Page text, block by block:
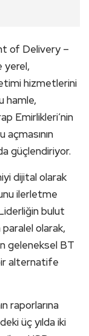
of Delivery –
yerel,
hizmetlerini
hamle,
Emirlikleri’nin
güçlendiriyor.
dijital olarak
ilerletme
bulut
paralel olarak,
geleneksel BT
alternatife
raporlarına
üç yılda iki